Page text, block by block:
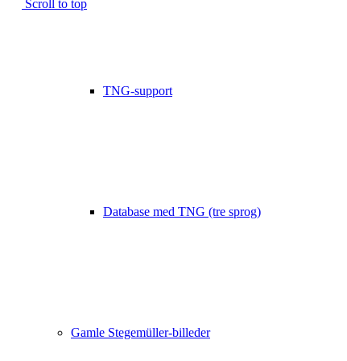
TNG-support
Database med TNG (tre sprog)
Gamle Stegemüller-billeder
Scroll to top